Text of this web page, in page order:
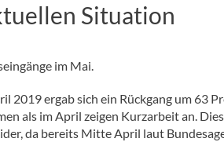
Situation
im Mai.
2019 ergab sich ein Rückgang um 63
als im April zeigen Kurzarbeit an. Dies
da bereits Mitte April laut